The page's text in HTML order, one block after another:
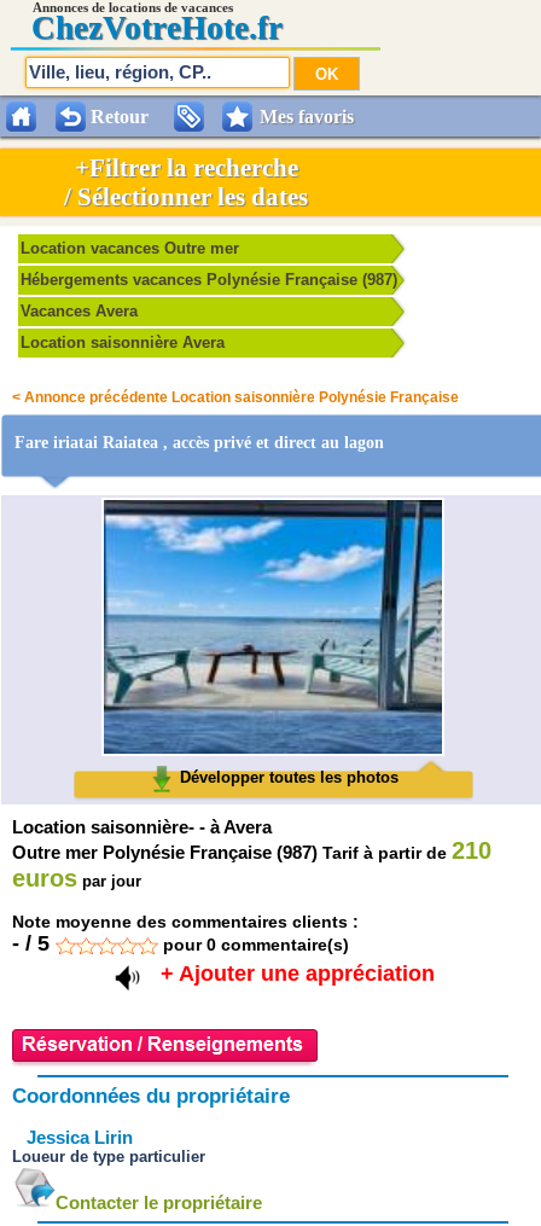
Location vacances Outre mer
Hébergements vacances Polynésie Française (987)
Vacances Avera
Location saisonnière Avera
< Annonce précédente Location saisonnière Polynésie Française
Fare iriatai Raiatea , accès privé et direct au lagon
Développer toutes les photos
Location saisonnière- - à Avera
Outre mer Polynésie Française (987) Tarif à partir de 210
euros par jour
Note moyenne des commentaires clients :
- / 5 pour0 commentaire(s)
+ Ajouter une appréciation
Coordonnées du propriétaire
Jessica Lirin
Loueur de type particulier
Contacter le propriétaire
Retour Mes favoris
Annonces de locations de vacances
ChezVotreHote.fr
+Filtrer la recherche
/ Sélectionner les dates